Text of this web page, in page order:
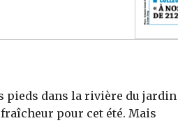
pieds dans la rivière du jardin
pour cet été. Mais